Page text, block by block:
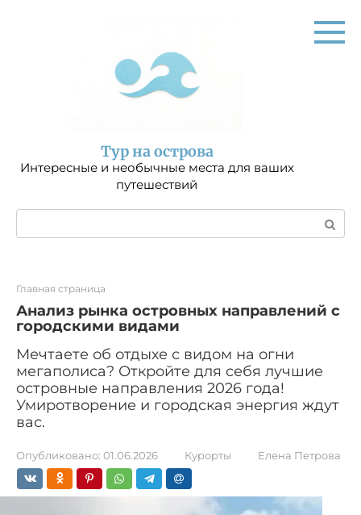
Тур на острова
Интересные и необычные места для ваших
путешествий
Поиск:
Главная страница
Анализ рынка островных направлений с
городскими видами
Мечтаете об отдыхе с видом на огни
мегаполиса? Откройте для себя лучшие
островные направления 2026 года!
Умиротворение и городская энергия ждут
вас.
Опубликовано: 01.06.2026 Курорты Елена Петрова